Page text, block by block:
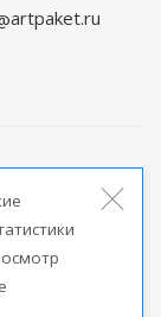
artpaket.ru